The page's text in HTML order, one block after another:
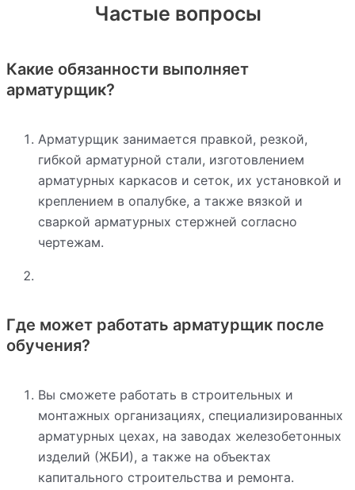
Частые вопросы
Какие обязанности выполняет
арматурщик?
Арматурщик занимается правкой, резкой,
гибкой арматурной стали, изготовлением
арматурных каркасов и сеток, их установкой и
креплением в опалубке, а также вязкой и
сваркой арматурных стержней согласно
чертежам.
Где может работать арматурщик после
обучения?
Вы сможете работать в строительных и
монтажных организациях, специализированных
арматурных цехах, на заводах железобетонных
изделий (ЖБИ), а также на объектах
капитального строительства и ремонта.